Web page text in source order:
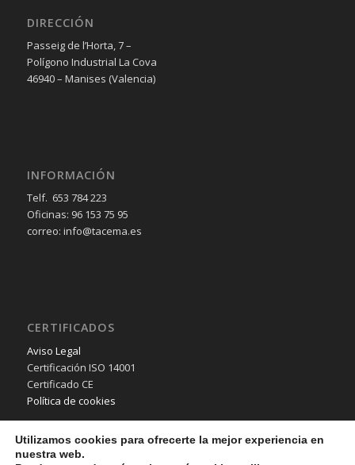
DIRECCIÓN
Passeig de l’Horta, 7 –
Polígono Industrial La Cova
46940 – Manises (Valencia)
INFORMACIÓN
Telf. 653 784 223
Oficinas: 96 153 75 95
correo: info@tacema.es
CERTIFICADOS
Aviso Legal
Certificación ISO 14001
Certificado CE
Política de cookies
Utilizamos cookies para ofrecerte la mejor experiencia en
nuestra web.